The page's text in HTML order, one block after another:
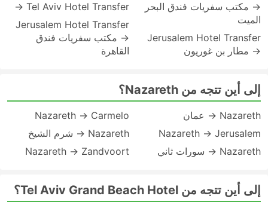
→ مكتب سفريات فندق البحر
الميت
Jerusalem Hotel Transfer
→ مطار بن غوريون
→ Tel Aviv Hotel Transfer
Jerusalem Hotel Transfer
→ مكتب سفريات فندق
القاهرة
إلى أين تتجه من Nazareth؟
Nazareth → عمان
Nazareth → Jerusalem
Nazareth → سورات ثاني
Nazareth → Carmelo
Nazareth → شرم الشيخ
Nazareth → Zandvoort
إلى أين تتجه من Tel Aviv Grand Beach Hotel؟